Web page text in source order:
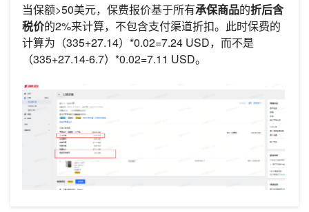
当保额>50美元，保费报价基于所有承保商品的折后含
税价的2%来计算，不包含支付渠道折扣。此时保费的
计算为（335+27.14）*0.02=7.24 USD，而不是
（335+27.14-6.7）*0.02=7.11 USD。